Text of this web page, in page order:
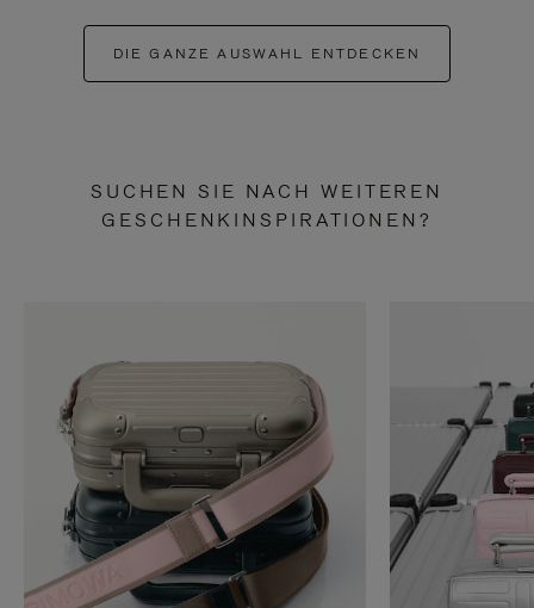
DIE GANZE AUSWAHL ENTDECKEN
SUCHEN SIE NACH WEITEREN
GESCHENKINSPIRATIONEN?